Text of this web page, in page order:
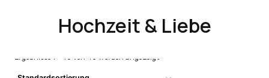
Hochzeit & Liebe
Ergebnisse 1 – 16 von 40 werden angezeigt